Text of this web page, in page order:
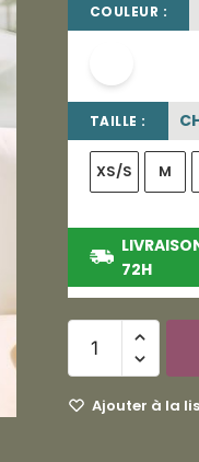
COULEUR :
TAILLE :
XS/S M
72H
Ajouter à la